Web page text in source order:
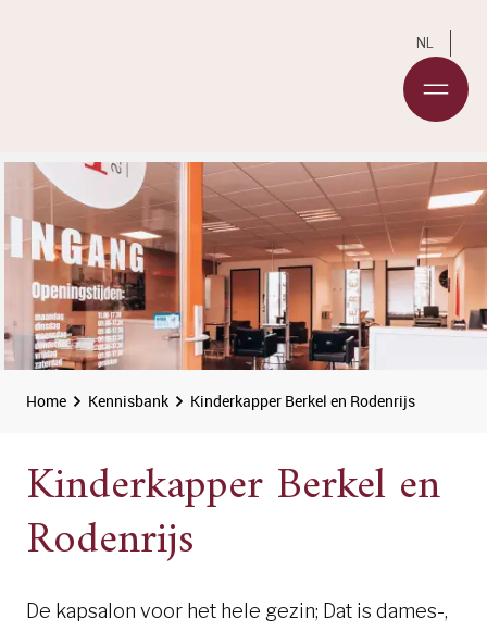
NL
Home Kennisbank Kinderkapper Berkel en Rodenrijs
Kinderkapper Berkel en
Rodenrijs
De kapsalon voor het hele gezin; Dat is dames-,